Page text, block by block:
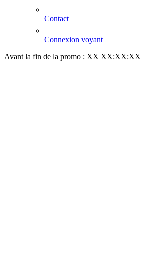
Contact
Connexion voyant
Avant la fin de la promo : XX XX:XX:XX